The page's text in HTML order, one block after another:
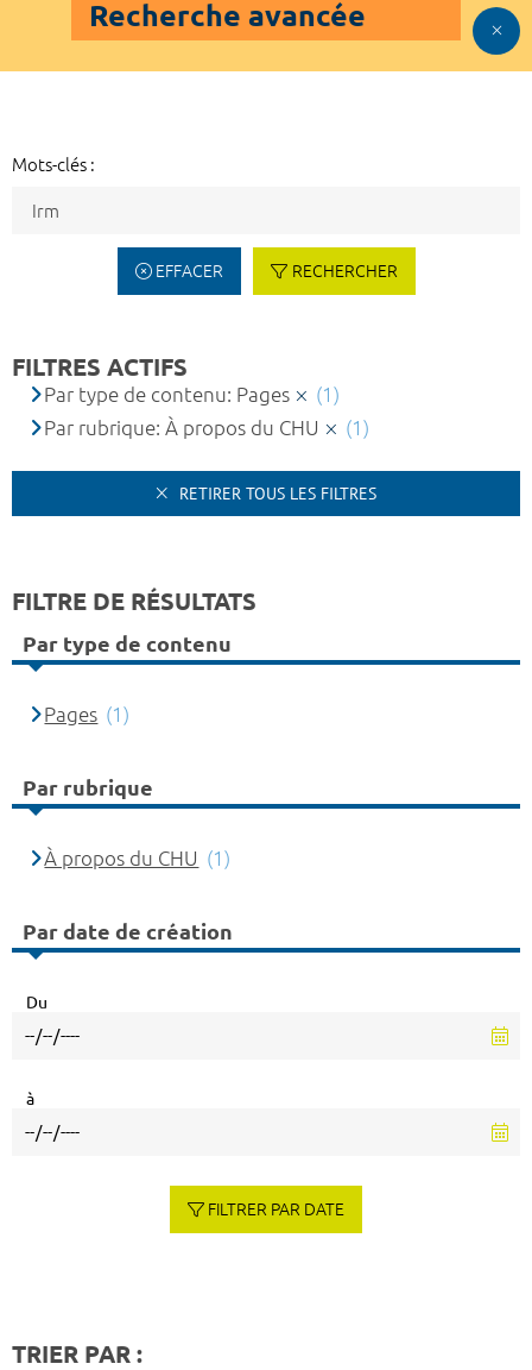
Recherche avancée
Mots-clés :
EFFACER RECHERCHER
FILTRES ACTIFS
Par type de contenu: Pages
(1)
Par rubrique: À propos du CHU
(1)
RETIRER TOUS LES FILTRES
FILTRE DE RÉSULTATS
Par type de contenu
Pages (1)
Par rubrique
À propos du CHU (1)
Par date de création
Du
à
FILTRER PAR DATE
TRIER PAR :